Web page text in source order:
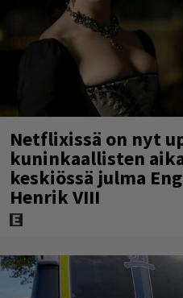
Netflixissä on nyt
kuninkaallisten
keskiössä julma
Henrik VIII